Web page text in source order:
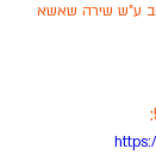
ע"ש שירה שאשא
: